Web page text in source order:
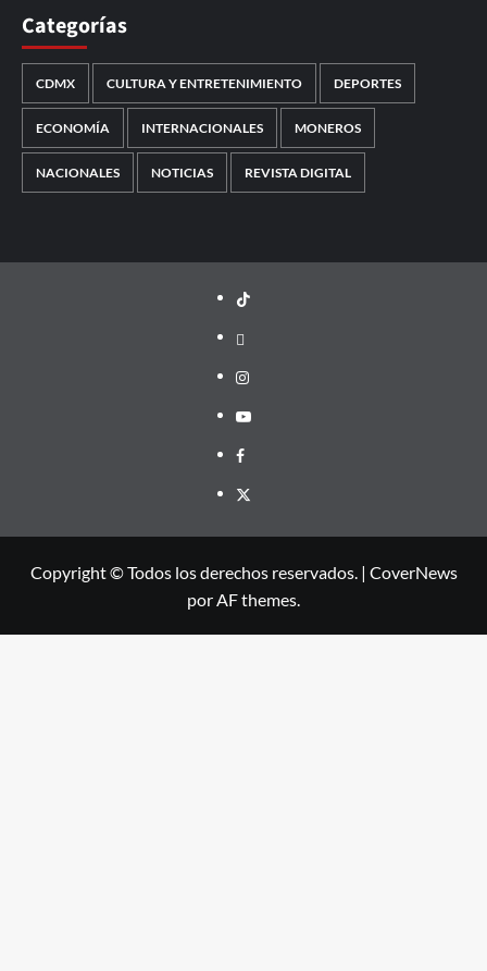
Categorías
CDMX CULTURA Y ENTRETENIMIENTO DEPORTES
ECONOMÍA INTERNACIONALES MONEROS
NACIONALES NOTICIAS REVISTA DIGITAL
TikTok
threads
Instagram
Youtube
Facebook
X
Copyright © Todos los derechos reservados. | CoverNews
por AF themes.